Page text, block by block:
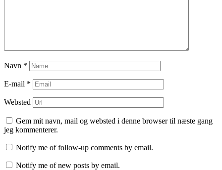
Navn *
E-mail *
Websted
Gem mit navn, mail og websted i denne browser til næste gang
jeg kommenterer.
Notify me of follow-up comments by email.
Notify me of new posts by email.